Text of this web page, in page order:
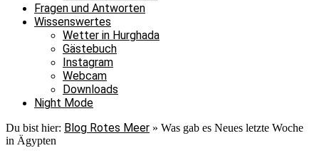
Fragen und Antworten
Wissenswertes
Wetter in Hurghada
Gästebuch
Instagram
Webcam
Downloads
Night Mode
Du bist hier: Blog Rotes Meer » Was gab es Neues letzte Woche
in Ägypten